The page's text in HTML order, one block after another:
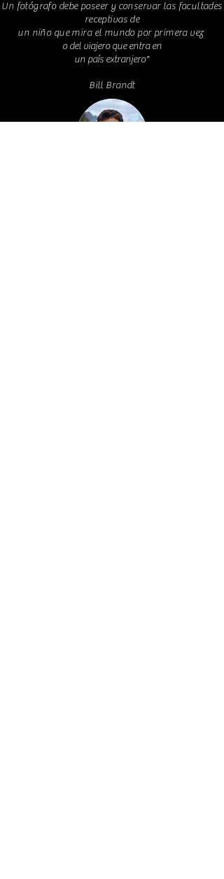
Un fotógrafo debe poseer y conservar las facultades
receptivas de
un niño que mira el mundo por primera vez
o del viajero que entraen
un país extranjero"
Bill Brandt